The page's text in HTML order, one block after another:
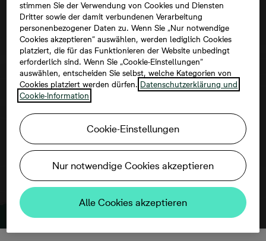
Um diese Karte ansehen zu können,
aktivieren Sie bitte die Dienste Dritter in
stimmen Sie der Verwendung von Cookies und Diensten
Dritter sowie der damit verbundenen Verarbeitung
personenbezogener Daten zu. Wenn Sie „Nur notwendige
Cookies akzeptieren“ auswählen, werden lediglich Cookies
platziert, die für das Funktionieren der Website unbedingt
erforderlich sind. Wenn Sie „Cookie-Einstellungen“
auswählen, entscheiden Sie selbst, welche Kategorien von
Cookies platziert werden dürfen. Datenschutzerklärung und
Cookie-Information
Cookie-Einstellungen
Nur notwendige Cookies akzeptieren
Alle Cookies akzeptieren